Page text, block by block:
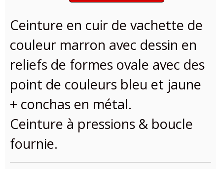
Ceinture en cuir de vachette de
couleur marron avec dessin en
reliefs de formes ovale avec des
point de couleurs bleu et jaune
+ conchas en métal.
Ceinture à pressions & boucle
fournie.